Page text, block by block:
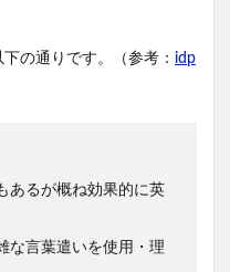
の通りです。（参考： idp
あるが概ね効果的に英
な言葉遣いを使用・理